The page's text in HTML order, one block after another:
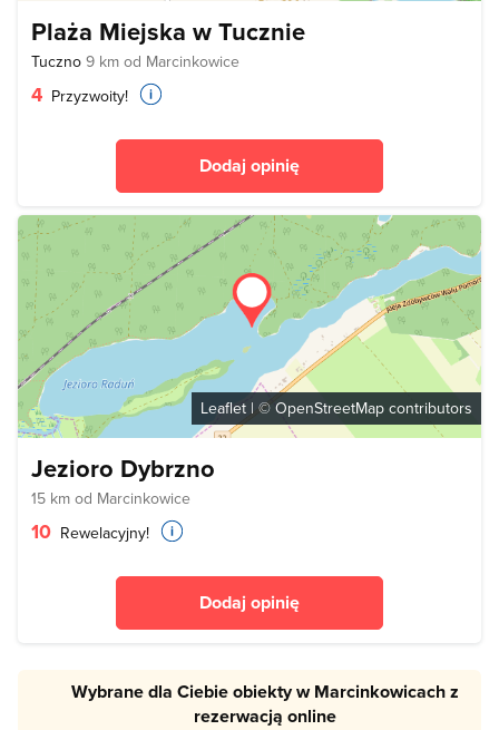
Plaża Miejska w Tucznie
Tuczno 9 km od Marcinkowice
4 Przyzwoity!
Dodaj opinię
Leaflet | © OpenStreetMap contributors
Jezioro Dybrzno
15 km od Marcinkowice
10 Rewelacyjny!
Dodaj opinię
Wybrane dla Ciebie obiekty w Marcinkowicach z
rezerwacją online